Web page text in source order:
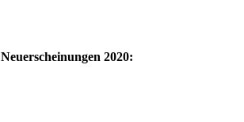
Neuerscheinungen 2020: